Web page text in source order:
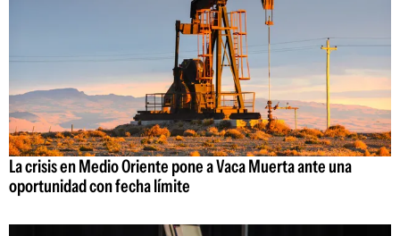
La crisis en Medio Oriente pone a Vaca Muerta ante una
oportunidad con fecha límite